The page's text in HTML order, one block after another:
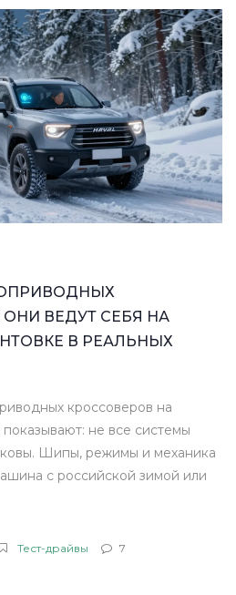
ОНИ ВЕДУТ СЕБЯ НА
В РЕАЛЬНЫХ
кроссоверов на
не все системы
Шипы, режимы и механика
с российской зимой или
Тест-драйвы 7